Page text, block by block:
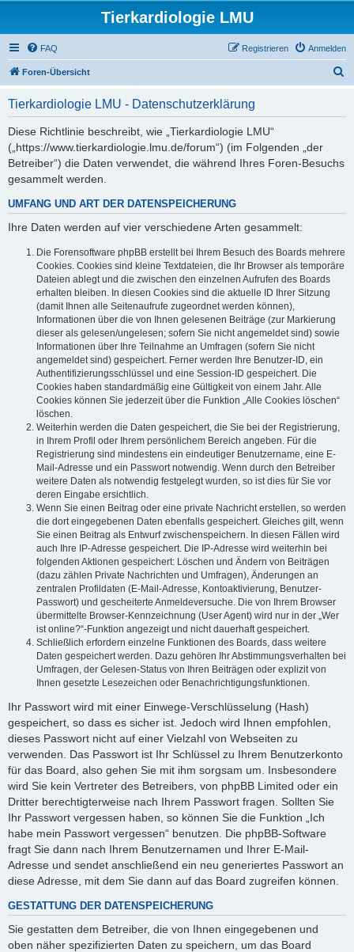
Tierkardiologie LMU
FAQ Anmelden
Registrieren
Foren-Übersicht
Tierkardiologie LMU - Datenschutzerklärung
Diese Richtlinie beschreibt, wie „Tierkardiologie LMU“
(„https://www.tierkardiologie.lmu.de/forum“) (im Folgenden „der
Betreiber“) die Daten verwendet, die während Ihres Foren-Besuchs
gesammelt werden.
UMFANG UND ART DER DATENSPEICHERUNG
Ihre Daten werden auf vier verschiedene Arten gesammelt:
Die Forensoftware phpBB erstellt bei Ihrem Besuch des Boards mehrere
Cookies. Cookies sind kleine Textdateien, die Ihr Browser als temporäre
Dateien ablegt und die zwischen den einzelnen Aufrufen des Boards
erhalten bleiben. In diesen Cookies sind die aktuelle ID Ihrer Sitzung
(damit Ihnen alle Seitenaufrufe zugeordnet werden können),
Informationen über die von Ihnen gelesenen Beiträge (zur Markierung
dieser als gelesen/ungelesen; sofern Sie nicht angemeldet sind) sowie
Informationen über Ihre Teilnahme an Umfragen (sofern Sie nicht
angemeldet sind) gespeichert. Ferner werden Ihre Benutzer-ID, ein
Authentifizierungsschlüssel und eine Session-ID gespeichert. Die
Cookies haben standardmäßig eine Gültigkeit von einem Jahr. Alle
Cookies können Sie jederzeit über die Funktion „Alle Cookies löschen“
löschen.
Weiterhin werden die Daten gespeichert, die Sie bei der Registrierung,
in Ihrem Profil oder Ihrem persönlichem Bereich angeben. Für die
Registrierung sind mindestens ein eindeutiger Benutzername, eine E-
Mail-Adresse und ein Passwort notwendig. Wenn durch den Betreiber
weitere Daten als notwendig festgelegt wurden, so ist dies für Sie vor
deren Eingabe ersichtlich.
Wenn Sie einen Beitrag oder eine private Nachricht erstellen, so werden
die dort eingegebenen Daten ebenfalls gespeichert. Gleiches gilt, wenn
Sie einen Beitrag als Entwurf zwischenspeichern. In diesen Fällen wird
auch Ihre IP-Adresse gespeichert. Die IP-Adresse wird weiterhin bei
folgenden Aktionen gespeichert: Löschen und Ändern von Beiträgen
(dazu zählen Private Nachrichten und Umfragen), Änderungen an
zentralen Profildaten (E-Mail-Adresse, Kontoaktivierung, Benutzer-
Passwort) und gescheiterte Anmeldeversuche. Die von Ihrem Browser
übermittelte Browser-Kennzeichnung (User Agent) wird nur in der „Wer
ist online?“-Funktion angezeigt und nicht dauerhaft gespeichert.
Schließlich erfordern einzelne Funktionen des Boards, dass weitere
Daten gespeichert werden. Dazu gehören Ihr Abstimmungsverhalten bei
Umfragen, der Gelesen-Status von Ihren Beiträgen oder explizit von
Ihnen gesetzte Lesezeichen oder Benachrichtigungsfunktionen.
Ihr Passwort wird mit einer Einwege-Verschlüsselung (Hash)
gespeichert, so dass es sicher ist. Jedoch wird Ihnen empfohlen,
dieses Passwort nicht auf einer Vielzahl von Webseiten zu
verwenden. Das Passwort ist Ihr Schlüssel zu Ihrem Benutzerkonto
für das Board, also gehen Sie mit ihm sorgsam um. Insbesondere
wird Sie kein Vertreter des Betreibers, von phpBB Limited oder ein
Dritter berechtigterweise nach Ihrem Passwort fragen. Sollten Sie
Ihr Passwort vergessen haben, so können Sie die Funktion „Ich
habe mein Passwort vergessen“ benutzen. Die phpBB-Software
fragt Sie dann nach Ihrem Benutzernamen und Ihrer E-Mail-
Adresse und sendet anschließend ein neu generiertes Passwort an
diese Adresse, mit dem Sie dann auf das Board zugreifen können.
GESTATTUNG DER DATENSPEICHERUNG
Sie gestatten dem Betreiber, die von Ihnen eingegebenen und
oben näher spezifizierten Daten zu speichern, um das Board